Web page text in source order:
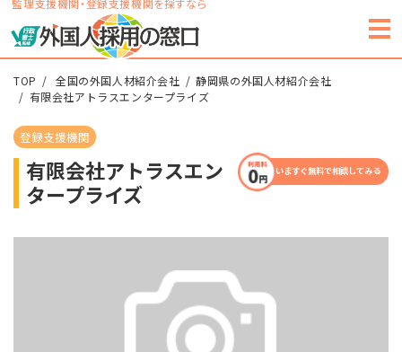
監理支援機関・登録支援機関を探すなら
TOP 全国の外国人材紹介会社
静岡県の外国人材紹介会社
有限会社アトラスエンタープライズ
登録支援機関
有限会社アトラスエン
タープライズ
いますぐ無料で相談してみる